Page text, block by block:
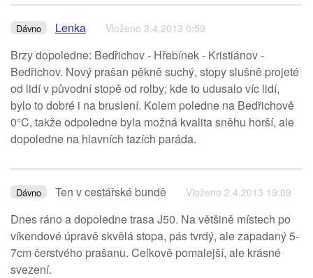
Dávno Lenka Vloženo 3.4.2013 0:59
Brzy dopoledne: Bedřichov - Hřebínek - Kristiánov -
Bedřichov. Nový prašan pěkně suchý, stopy slušně projeté
od lidí v původní stopě od rolby; kde to udusalo víc lidí,
bylo to dobré i na bruslení. Kolem poledne na Bedřichově
0°C, takže odpoledne byla možná kvalita sněhu horší, ale
dopoledne na hlavních tazích paráda.
Dávno Ten v cestářské bundě Vloženo 2.4.2013 19:09
Dnes ráno a dopoledne trasa J50. Na většině místech po
víkendové úpravě skvělá stopa, pás tvrdý, ale zapadaný 5-
7cm čerstvého prašanu. Celkově pomalejší, ale krásné
svezení.